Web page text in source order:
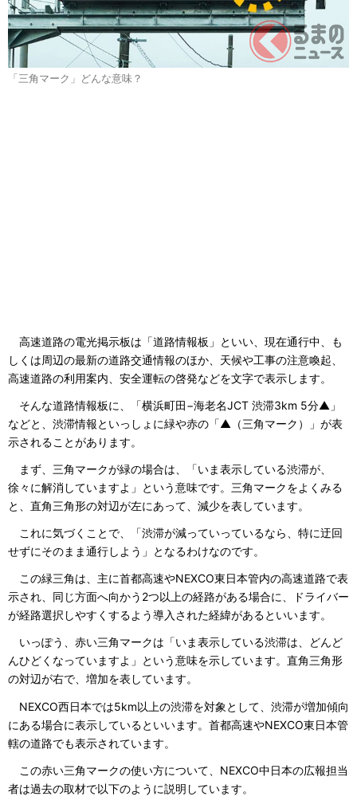
「三角マーク」どんな意味？
高速道路の電光掲示板は「道路情報板」といい、現在通行中、も
しくは周辺の最新の道路交通情報のほか、天候や工事の注意喚起、
高速道路の利用案内、安全運転の啓発などを文字で表示します。
そんな道路情報板に、「横浜町田−海老名JCT 渋滞3km 5分▲」
などと、渋滞情報といっしょに緑や赤の「▲（三角マーク）」が表
示されることがあります。
まず、三角マークが緑の場合は、「いま表示している渋滞が、
徐々に解消していますよ」という意味です。三角マークをよくみる
と、直角三角形の対辺が左にあって、減少を表しています。
これに気づくことで、「渋滞が減っていっているなら、特に迂回
せずにそのまま通行しよう」となるわけなのです。
この緑三角は、主に首都高速やNEXCO東日本管内の高速道路で表
示され、同じ方面へ向かう2つ以上の経路がある場合に、ドライバー
が経路選択しやすくするよう導入された経緯があるといいます。
いっぽう、赤い三角マークは「いま表示している渋滞は、どんど
んひどくなっていますよ」という意味を示しています。直角三角形
の対辺が右で、増加を表しています。
NEXCO西日本では5km以上の渋滞を対象として、渋滞が増加傾向
にある場合に表示しているといいます。首都高速やNEXCO東日本管
轄の道路でも表示されています。
この赤い三角マークの使い方について、NEXCO中日本の広報担当
者は過去の取材で以下のように説明しています。